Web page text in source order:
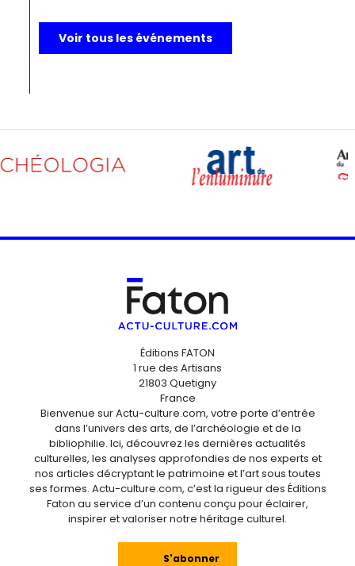
Voir tous les événements
Éditions FATON
1 rue des Artisans
21803 Quetigny
France
Bienvenue sur Actu-culture.com, votre porte d’entrée
dans l’univers des arts, de l’archéologie et de la
bibliophilie. Ici, découvrez les dernières actualités
culturelles, les analyses approfondies de nos experts et
nos articles décryptant le patrimoine et l’art sous toutes
ses formes. Actu-culture.com, c’est la rigueur des Éditions
Faton au service d’un contenu conçu pour éclairer,
inspirer et valoriser notre héritage culturel.
S'abonner